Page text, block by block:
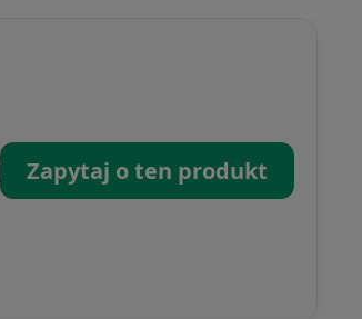
Zapytaj o ten produkt